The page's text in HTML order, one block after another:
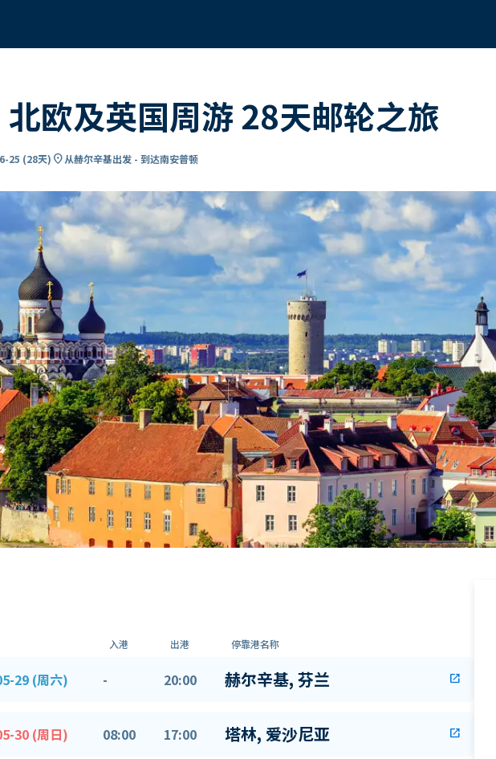
欧及英国周游 28天邮轮之旅
25 (28天) location_on从赫尔辛基出发 - 到达南安普顿
入港 出港 停靠港名称
29 (周六) - 20:00 赫尔辛基, 芬兰 open_in_new
30 (周日) 08:00 17:00 塔林, 爱沙尼亚 open_in_new